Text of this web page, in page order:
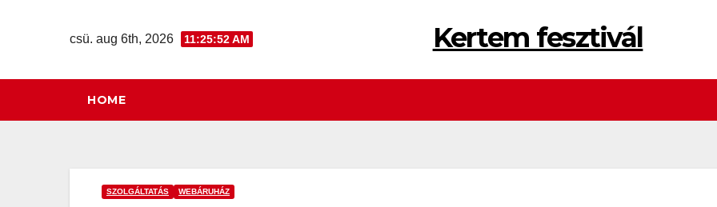
csü. aug 6th, 2026 11:25:53 AM Kertem fesztivál
HOME
SZOLGÁLTATÁS WEBÁRUHÁZ